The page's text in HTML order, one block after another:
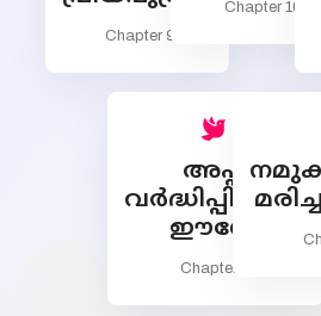
Chapter 9
Chapter 10
അപ്പം
വര്‍ദ്ധിപ്പിക്കുന്ന
ഈശോ
Chapter 13